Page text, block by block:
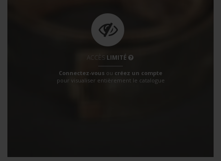
ACCÈS LIMITÉ
Connectez-vous ou créez un compte
pour visualiser entièrement le catalogue